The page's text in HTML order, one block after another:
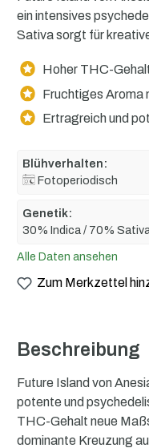
ein intensives
Sativa sorgt für
Hoher THC-
Fruchtiges Aroma
Ertragreich und
Blühverhalten:
Fotoperiodisch
Genetik:
30% Indica / 70%
Alle Daten ansehen
Zum Merkzettel
Beschreibung
Future Island von
potente und
THC-Gehalt neue
dominante Kreuzung